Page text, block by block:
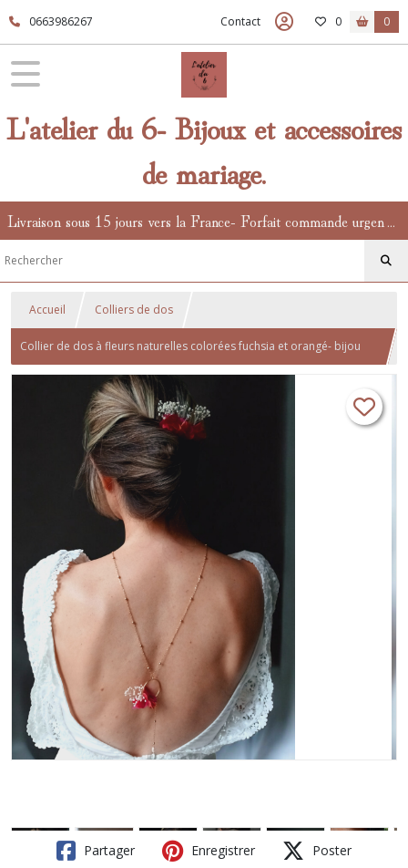
0663986267 Contact 0 0
L'atelier du 6- Bijoux et accessoires
de mariage.
Livraison sous 15 jours vers la France- Forfait commande urgente en supplément.
Accueil Colliers de dos
Collier de dos à fleurs naturelles colorées fuchsia et orangé- bijou
délicat inspiré de la nature pour sublimer votre robe de mariée.
Partager Enregistrer Poster